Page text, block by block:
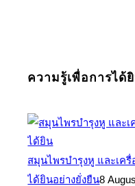
ความรู้เพื่อการได้
สมุนไพรบำรุงหู และเครื่
ได้ยินอย่างยั่งยืน8